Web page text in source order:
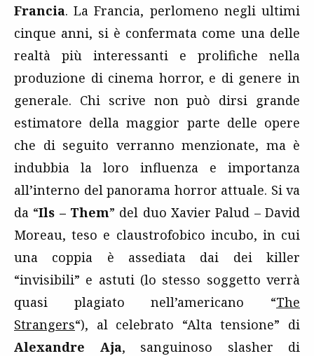
Francia. La Francia, perlomeno negli ultimi
cinque anni, si è confermata come una delle
realtà più interessanti e prolifiche nella
produzione di cinema horror, e di genere in
generale. Chi scrive non può dirsi grande
estimatore della maggior parte delle opere
che di seguito verranno menzionate, ma è
indubbia la loro influenza e importanza
all’interno del panorama horror attuale. Si va
da “Ils – Them” del duo Xavier Palud – David
Moreau, teso e claustrofobico incubo, in cui
una coppia è assediata dai dei killer
“invisibili” e astuti (lo stesso soggetto verrà
quasi plagiato nell’americano “The
Strangers“), al celebrato “Alta tensione” di
Alexandre Aja, sanguinoso slasher di